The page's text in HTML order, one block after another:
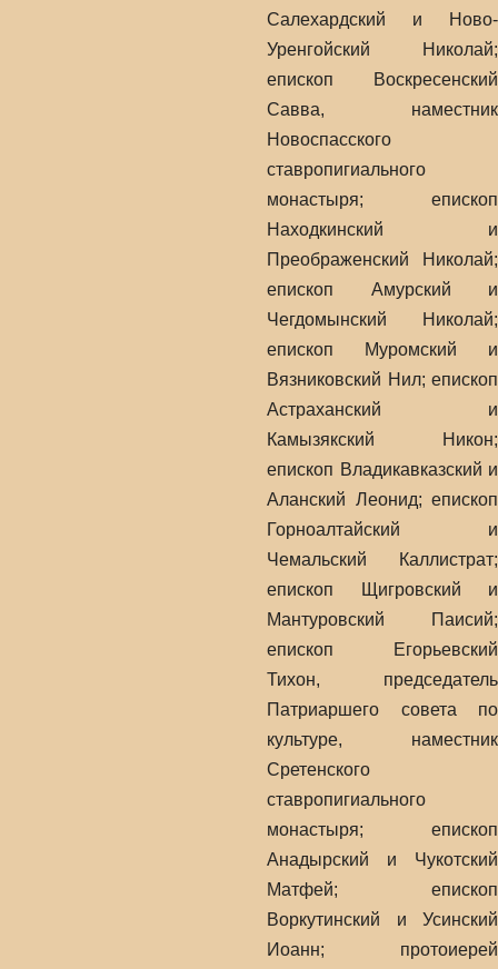
Салехардский и Ново-
Уренгойский Николай;
епископ Воскресенский
Савва, наместник
Новоспасского
ставропигиального
монастыря; епископ
Находкинский и
Преображенский Николай;
епископ Амурский и
Чегдомынский Николай;
епископ Муромский и
Вязниковский Нил; епископ
Астраханский и
Камызякский Никон;
епископ Владикавказский и
Аланский Леонид; епископ
Горноалтайский и
Чемальский Каллистрат;
епископ Щигровский и
Мантуровский Паисий;
епископ Егорьевский
Тихон, председатель
Патриаршего совета по
культуре, наместник
Сретенского
ставропигиального
монастыря; епископ
Анадырский и Чукотский
Матфей; епископ
Воркутинский и Усинский
Иоанн; протоиерей